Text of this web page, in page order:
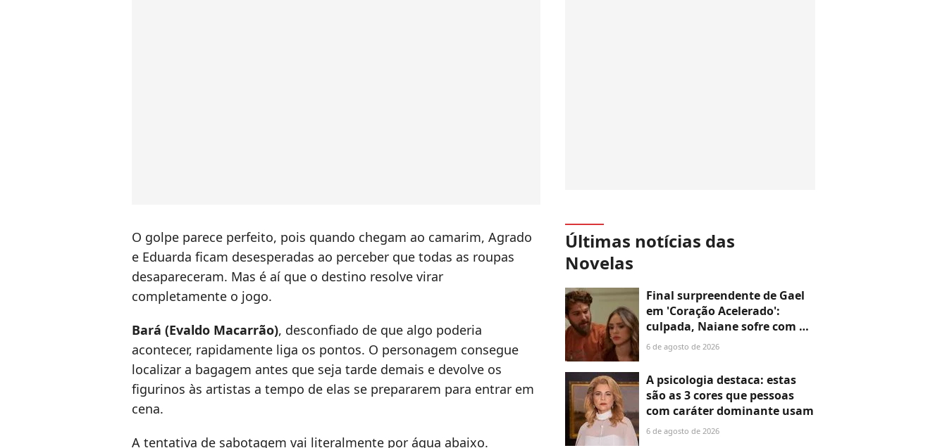
O golpe parece perfeito, pois quando chegam ao camarim, Agrado
e Eduarda ficam desesperadas ao perceber que todas as roupas
desapareceram. Mas é aí que o destino resolve virar
completamente o jogo.
Bará (Evaldo Macarrão), desconfiado de que algo poderia
acontecer, rapidamente liga os pontos. O personagem consegue
localizar a bagagem antes que seja tarde demais e devolve os
figurinos às artistas a tempo de elas se prepararem para entrar em
cena.
A tentativa de sabotagem vai literalmente por água abaixo.
Últimas notícias das
Novelas
Final surpreendente de Gael
em 'Coração Acelerado':
culpada, Naiane sofre com o
fim do namoro e a despedida
pode chocar quem
acompanha a novela da
Globo
6 de agosto de 2026
A psicologia destaca: estas
são as 3 cores que pessoas
com caráter dominante usam
6 de agosto de 2026